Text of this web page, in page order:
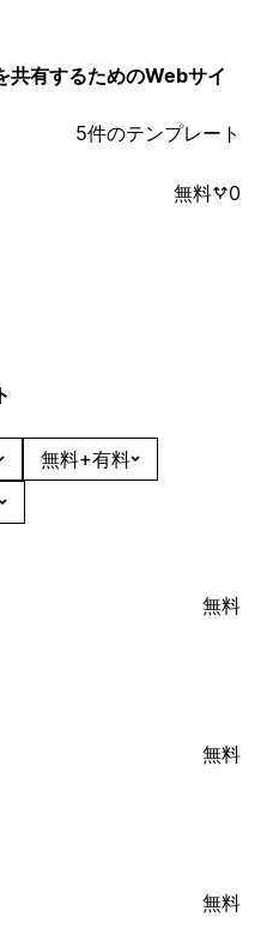
共有するためのWebサイ
5件のテンプレート
無料 0
無料+有料
無料
無料
無料